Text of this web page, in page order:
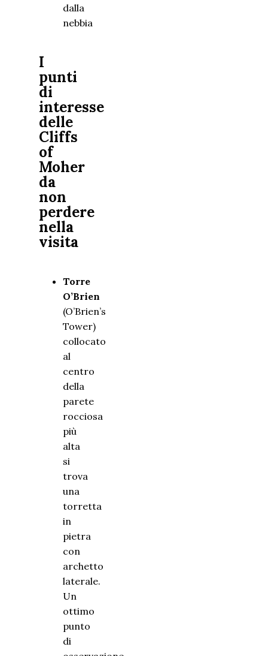
dalla
nebbia
I
punti
di
interesse
delle
Cliffs
of
Moher
da
non
perdere
nella
visita
Torre
O’Brien
(O’Brien’s
Tower)
collocato
al
centro
della
parete
rocciosa
più
alta
si
trova
una
torretta
in
pietra
con
archetto
laterale.
Un
ottimo
punto
di